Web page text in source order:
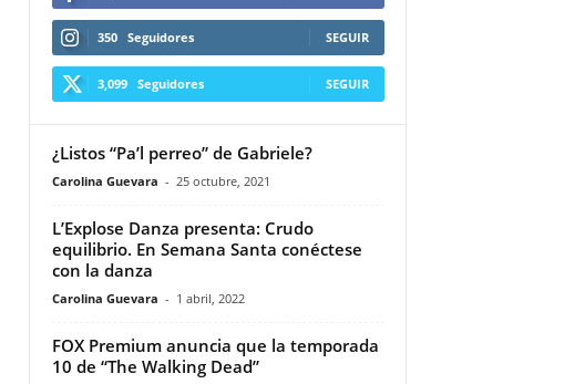
350 Seguidores SEGUIR
3,099 Seguidores SEGUIR
¿Listos “Pa’l perreo” de Gabriele?
Carolina Guevara - 25 octubre, 2021
L’Explose Danza presenta: Crudo
equilibrio. En Semana Santa conéctese
con la danza
Carolina Guevara - 1 abril, 2022
FOX Premium anuncia que la temporada
10 de “The Walking Dead”